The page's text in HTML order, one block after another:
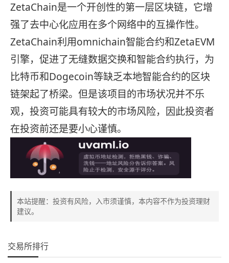
ZetaChain是一个开创性的第一层区块链，它增
强了去中心化应用在多个网络中的互操作性。
ZetaChain利用omnichain智能合约和ZetaEVM
引擎，促进了无缝数据交换和智能合约执行，为
比特币和Dogecoin等缺乏本地智能合约的区块
链架起了桥梁。但是该项目的市场状况并不乐
观，投资可能具有较大的市场风险，因此投资者
在投资前还是要小心谨慎。
本站提醒：投资有风险，入市须谨慎，本内容不作为投资理财
建议。
交易所排行